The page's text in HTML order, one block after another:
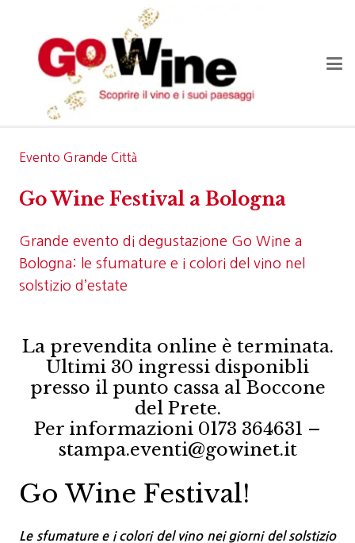
Evento Grande Città
Go Wine Festival a Bologna
Grande evento di degustazione Go Wine a
Bologna: le sfumature e i colori del vino nel
solstizio d’estate
La prevendita online è terminata.
Ultimi 30 ingressi disponibli
presso il punto cassa al Boccone
del Prete.
Per informazioni 0173 364631 –
stampa.eventi@gowinet.it
Go Wine Festival!
Le sfumature e i colori del vino nei giorni del solstizio